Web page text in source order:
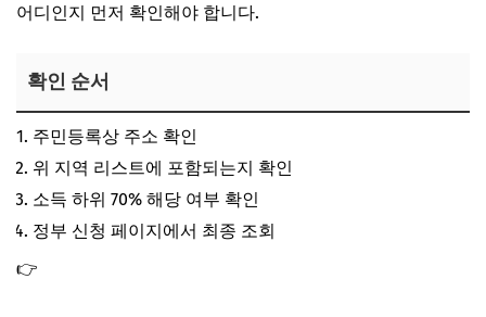
어디인지 먼저 확인해야 합니다.
확인 순서
주민등록상 주소 확인
위 지역 리스트에 포함되는지 확인
소득 하위 70% 해당 여부 확인
정부 신청 페이지에서 최종 조회
👉